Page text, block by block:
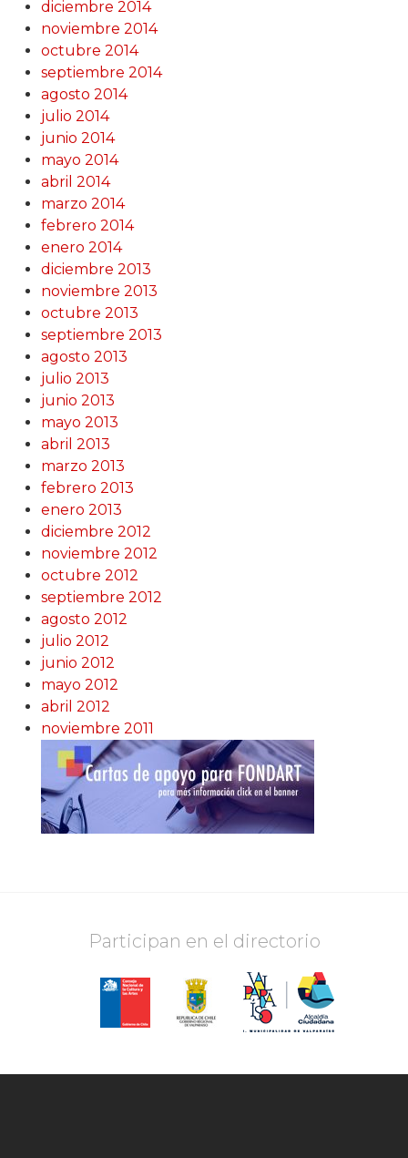
diciembre 2014
noviembre 2014
octubre 2014
septiembre 2014
agosto 2014
julio 2014
junio 2014
mayo 2014
abril 2014
marzo 2014
febrero 2014
enero 2014
diciembre 2013
noviembre 2013
octubre 2013
septiembre 2013
agosto 2013
julio 2013
junio 2013
mayo 2013
abril 2013
marzo 2013
febrero 2013
enero 2013
diciembre 2012
noviembre 2012
octubre 2012
septiembre 2012
agosto 2012
julio 2012
junio 2012
mayo 2012
abril 2012
noviembre 2011
Participan en el directorio